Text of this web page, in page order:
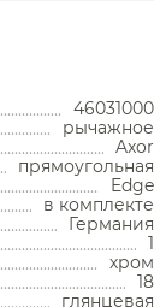
Смесители
и ванны
и ванны
46031000
рычажное
Axor
прямоугольная
Edge
в комплекте
Германия
1
хром
18
глянцевая